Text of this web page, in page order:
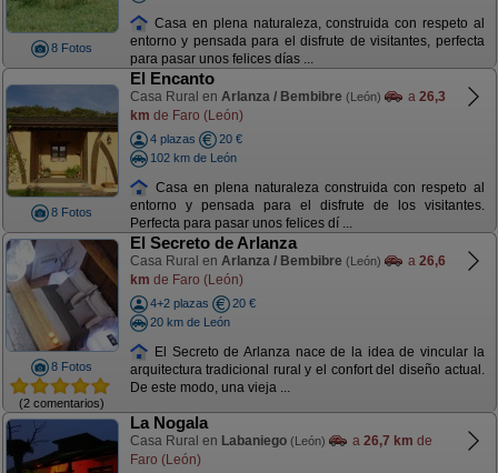
8 Fotos
Casa en plena naturaleza, construida con respeto al
entorno y pensada para el disfrute de visitantes, perfecta
para pasar unos felices días ...
8 Fotos
El Encanto
Casa Rural en Arlanza / Bembibre (León) a 26,3
km de Faro (León)
4 plazas
20 €
102 km de León
Casa en plena naturaleza construida con respeto al
entorno y pensada para el disfrute de los visitantes.
Perfecta para pasar unos felices dí ...
8 Fotos
(2 comentarios)
El Secreto de Arlanza
Casa Rural en Arlanza / Bembibre (León) a 26,6
km de Faro (León)
4+2 plazas
20 €
20 km de León
El Secreto de Arlanza nace de la idea de vincular la
arquitectura tradicional rural y el confort del diseño actual.
De este modo, una vieja ...
La Nogala
Casa Rural en Labaniego (León) a 26,7 km de
Faro (León)